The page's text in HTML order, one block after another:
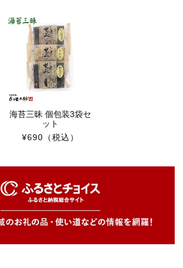
海苔三昧 個包装3袋セ
ット
¥690 （税込）